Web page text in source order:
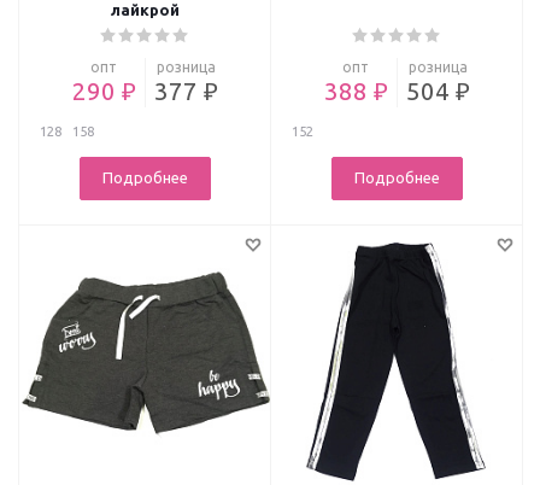
лайкрой
опт
290 ₽
розница
377 ₽
128 158
Подробнее
опт
388 ₽
розница
504 ₽
152
Подробнее